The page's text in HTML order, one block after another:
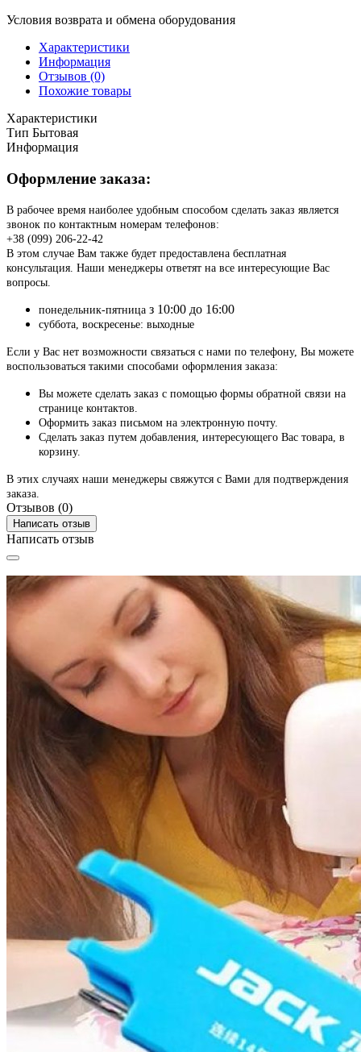
Условия возврата и обмена оборудования
Характеристики
Информация
Отзывов (0)
Похожие товары
Характеристики
Тип Бытовая
Информация
Оформление заказа:
В рабочее время наиболее удобным способом сделать заказ является
звонок по контактным номерам телефонов:
+38 (099) 206-22-42
В этом случае Вам также будет предоставлена бесплатная
консультация. Наши менеджеры ответят на все интересующие Вас
вопросы.
понедельник-пятница з 10:00 до 16:00
суббота, воскресенье: выходные
Если у Вас нет возможности связаться с нами по телефону, Вы можете
воспользоваться такими способами оформления заказа:
Вы можете сделать заказ с помощью формы обратной связи на
странице контактов.
Оформить заказ письмом на электронную почту.
Сделать заказ путем добавления, интересующего Вас товара, в
корзину.
В этих случаях наши менеджеры свяжутся с Вами для подтверждения
заказа.
Отзывов (0)
Написать отзыв
Написать отзыв